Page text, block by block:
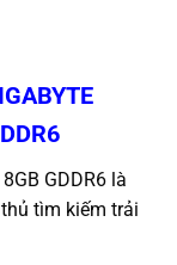
GDDR6 là
tìm kiếm trải